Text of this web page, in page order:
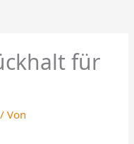
für
/ Von